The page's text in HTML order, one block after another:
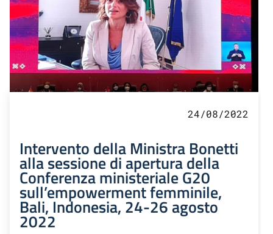
24/08/2022
Intervento della Ministra Bonetti
alla sessione di apertura della
Conferenza ministeriale G20
sull’empowerment femminile,
Bali, Indonesia, 24-26 agosto
2022